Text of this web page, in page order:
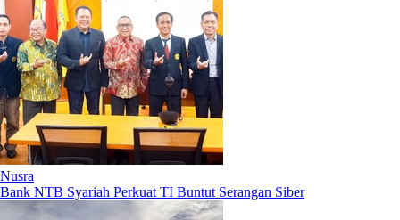
Nusra
Bank NTB Syariah Perkuat TI Buntut Serangan Siber